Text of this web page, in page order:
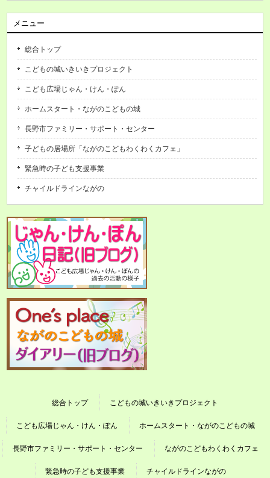
メニュー
総合トップ
こどもの城いきいきプロジェクト
こども広場じゃん・けん・ぽん
ホームスタート・ながのこどもの城
長野市ファミリー・サポート・センター
子どもの居場所「ながのこどもわくわくカフェ」
緊急時の子ども支援事業
チャイルドラインながの
総合トップ こどもの城いきいきプロジェクト
こども広場じゃん・けん・ぽん ホームスタート・ながのこどもの城
長野市ファミリー・サポート・センター ながのこどもわくわくカフェ
緊急時の子ども支援事業 チャイルドラインながの